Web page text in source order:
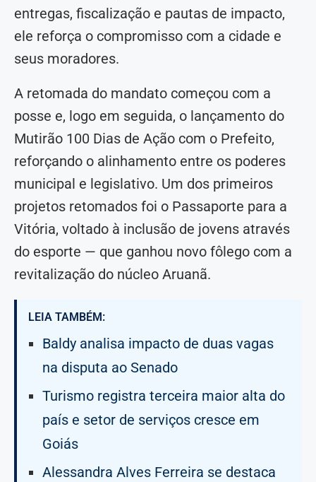
entregas, fiscalização e pautas de impacto,
ele reforça o compromisso com a cidade e
seus moradores.
A retomada do mandato começou com a
posse e, logo em seguida, o lançamento do
Mutirão 100 Dias de Ação com o Prefeito,
reforçando o alinhamento entre os poderes
municipal e legislativo. Um dos primeiros
projetos retomados foi o Passaporte para a
Vitória, voltado à inclusão de jovens através
do esporte — que ganhou novo fôlego com a
revitalização do núcleo Aruanã.
LEIA TAMBÉM:
Baldy analisa impacto de duas vagas
na disputa ao Senado
Turismo registra terceira maior alta do
país e setor de serviços cresce em
Goiás
Alessandra Alves Ferreira se destaca